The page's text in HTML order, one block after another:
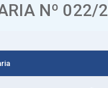
Nº 022/